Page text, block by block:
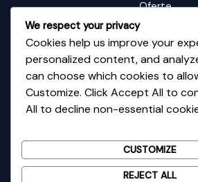
Oferte
Portofoliu
Blog
Contact
Informații de
Email:
Telefon:
We respect your privacy
Cookies help us improve your
personalized content, and
can choose which cookies to
Customize. Click Accept All to
All to decline non-essential
CUSTOMIZE
REJECT ALL